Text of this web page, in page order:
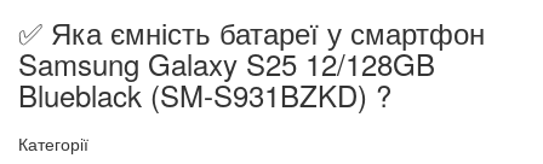
✅ Яка ємність батареї у смартфон
Samsung Galaxy S25 12/128GB
Blueblack (SM-S931BZKD) ?
Категорії